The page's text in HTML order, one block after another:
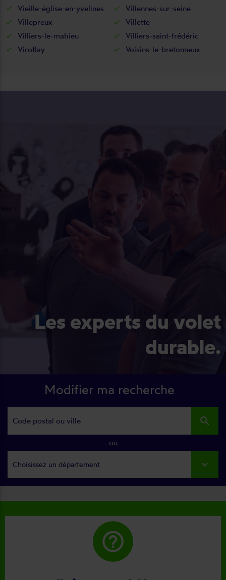
Vieille-église-en-yvelines
Villennes-sur-seine
Villepreux
Villette
Villiers-le-mahieu
Villiers-saint-frédéric
Viroflay
Voisins-le-bretonneux
Les experts du volet
durable.
Modifier ma recherche
search
ou
Choisissez un département
help_outline